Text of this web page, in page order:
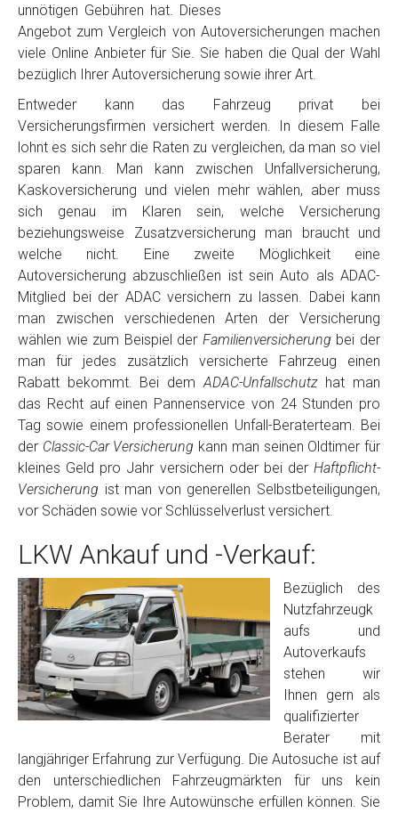
unnötigen Gebühren hat. Dieses
Angebot zum Vergleich von Autoversicherungen machen
viele Online Anbieter für Sie. Sie haben die Qual der Wahl
bezüglich Ihrer Autoversicherung sowie ihrer Art.
Entweder kann das Fahrzeug privat bei
Versicherungsfirmen versichert werden. In diesem Falle
lohnt es sich sehr die Raten zu vergleichen, da man so viel
sparen kann. Man kann zwischen Unfallversicherung,
Kaskoversicherung und vielen mehr wählen, aber muss
sich genau im Klaren sein, welche Versicherung
beziehungsweise Zusatzversicherung man braucht und
welche nicht. Eine zweite Möglichkeit eine
Autoversicherung abzuschließen ist sein Auto als ADAC-
Mitglied bei der ADAC versichern zu lassen. Dabei kann
man zwischen verschiedenen Arten der Versicherung
wählen wie zum Beispiel der Familienversicherung bei der
man für jedes zusätzlich versicherte Fahrzeug einen
Rabatt bekommt. Bei demADAC-Unfallschutzhat man
das Recht auf einen Pannenservice von 24 Stunden pro
Tag sowie einem professionellen Unfall-Beraterteam. Bei
der Classic-Car Versicherung kann man seinen Oldtimer für
kleines Geld pro Jahr versichern oder bei der Haftpflicht-
Versicherung ist man von generellen Selbstbeteiligungen,
vor Schäden sowie vor Schlüsselverlust versichert.
LKW Ankauf und -Verkauf:
Bezüglich des
Nutzfahrzeugk
aufs und
Autoverkaufs
stehen wir
Ihnen gern als
qualifizierter
Berater mit
langjähriger Erfahrung zur Verfügung. Die Autosuche ist auf
den unterschiedlichen Fahrzeugmärkten für uns kein
Problem, damit Sie Ihre Autowünsche erfüllen können. Sie